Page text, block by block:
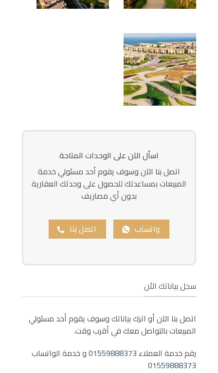
اسأل الآن على الوحدات المتاحة
اتصل بنا الآن وسوف يقوم أحد مسئولي خدمة
المبيعات بمساعدتك للحصول على وحدتك العقارية
بدون أي مصاريف
واتساب اتصل بنا
سجل بياناتك الأن
اتصل بنا الآن أو اترك بياناتك وسوف يقوم أحد مسئولي
المبيعات بالتواصل معك في أقرب وقت.
رقم خدمة العملاء 01559888373و خدمة الواتساب
01559888373